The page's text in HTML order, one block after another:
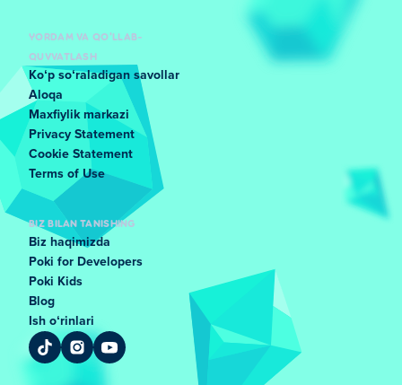
YORDAM VA QO'LLAB-
QUVVATLASH
Koʻp soʻraladigan savollar
Aloqa
Maxfiylik markazi
Privacy Statement
Cookie Statement
Terms of Use
BIZ BILAN TANISHING
Biz haqimizda
Poki for Developers
Poki Kids
Blog
Ish oʻrinlari